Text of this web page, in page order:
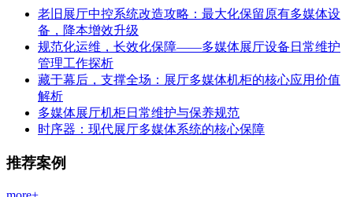
老旧展厅中控系统改造攻略：最大化保留原有多媒体设
备，降本增效升级
规范化运维，长效化保障——多媒体展厅设备日常维护
管理工作探析
藏于幕后，支撑全场：展厅多媒体机柜的核心应用价值
解析
多媒体展厅机柜日常维护与保养规范
时序器：现代展厅多媒体系统的核心保障
推荐案例